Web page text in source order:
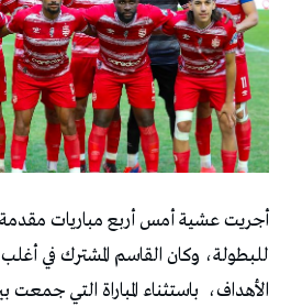
للبطولة، وكان القاسم المشترك في أغلب
الأهداف، باستثناء المباراة التي جمعت